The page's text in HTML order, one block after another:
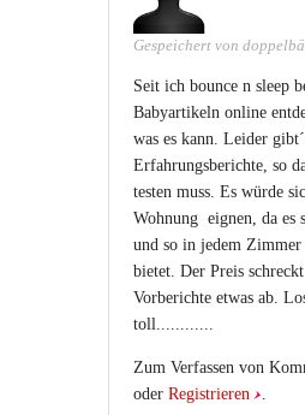
Gespeichert von
Seit ich bounce n sleep
Babyartikeln online
was es kann. Leider
Erfahrungsberichte, so
testen muss. Es würde
Wohnung eignen, da es
und so in jedem
bietet. Der Preis
Vorberichte etwas ab.
toll............
Zum Verfassen von
oder Registrieren